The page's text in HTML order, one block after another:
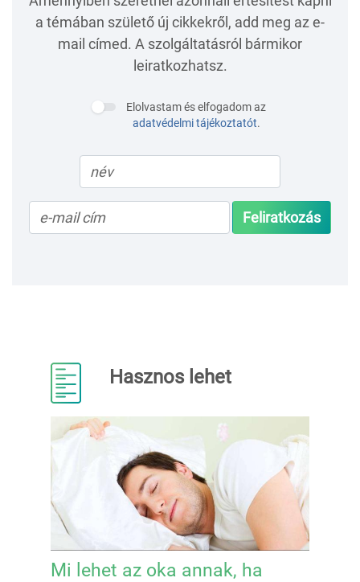
a témában születő új cikkekről, add meg az e-
mail címed. A szolgáltatásról bármikor
leiratkozhatsz.
Elolvastam és elfogadom az
adatvédelmi tájékoztatót.
Feliratkozás
Hasznos lehet
Mi lehet az oka annak, ha